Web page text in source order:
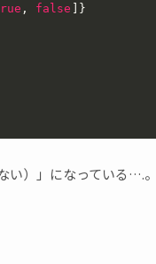
, false }
）」になっている….。